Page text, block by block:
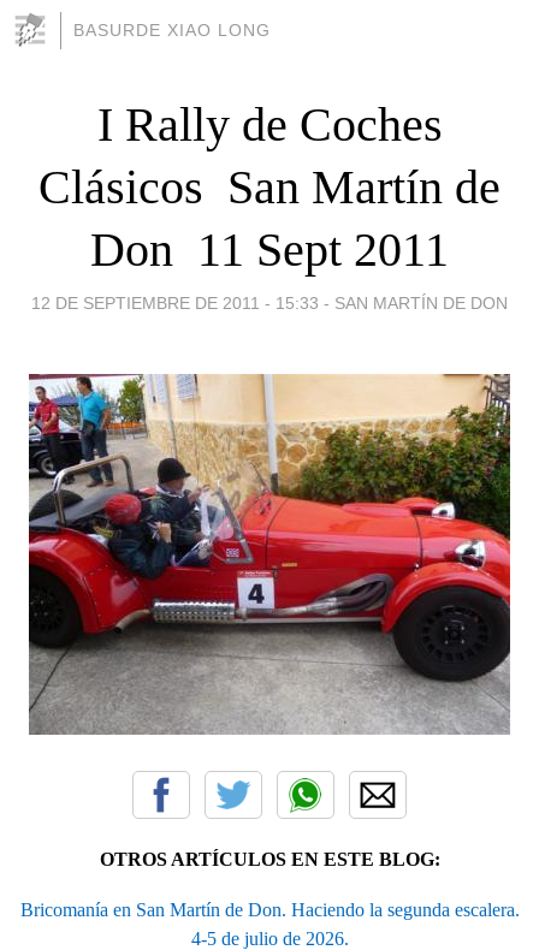
BASURDE XIAO LONG
I Rally de Coches
Clásicos  San Martín de
Don  11 Sept 2011
12 DE SEPTIEMBRE DE 2011 - 15:33 - SAN MARTÍN DE DON
OTROS ARTÍCULOS EN ESTE BLOG:
Bricomanía en San Martín de Don. Haciendo la segunda escalera.
4-5 de julio de 2026.